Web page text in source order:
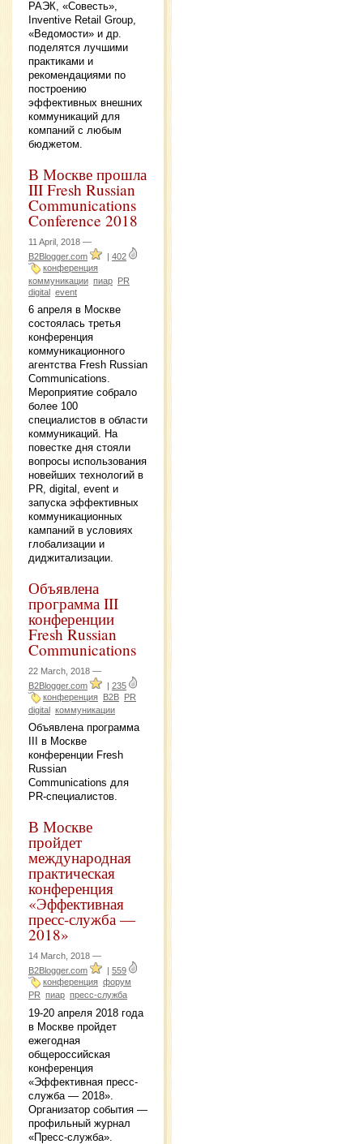
РАЭК, «Совесть»,
Inventive Retail Group,
«Ведомости» и др.
поделятся лучшими
практиками и
рекомендациями по
построению
эффективных внешних
коммуникаций для
компаний с любым
бюджетом.
В Москве прошла
III Fresh Russian
Communications
Conference 2018
11 April, 2018 —
B2Blogger.com
| 402
конференция
коммуникации пиар PR
digital event
6 апреля в Москве
состоялась третья
конференция
коммуникационного
агентства Fresh Russian
Communications.
Мероприятие собрало
более 100
специалистов в области
коммуникаций. На
повестке дня стояли
вопросы использования
новейших технологий в
PR, digital, event и
запуска эффективных
коммуникационных
кампаний в условиях
глобализации и
диджитализации.
Объявлена
программа III
конференции
Fresh Russian
Communications
22 March, 2018 —
B2Blogger.com
| 235
конференция B2B PR
digital коммуникации
Объявлена программа
III в Москве
конференции Fresh
Russian
Communications для
PR-специалистов.
В Москве
пройдет
международная
практическая
конференция
«Эффективная
пресс-служба —
2018»
14 March, 2018 —
B2Blogger.com
| 559
конференция форум
PR пиар пресс-служба
19-20 апреля 2018 года
в Москве пройдет
ежегодная
общероссийская
конференция
«Эффективная пресс-
служба — 2018».
Организатор события —
профильный журнал
«Пресс-служба».